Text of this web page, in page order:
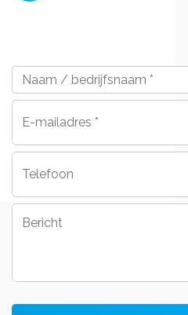
Naam
/
bedrijfsnaam *
mailadres *